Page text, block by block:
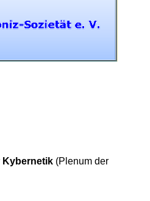
Kybernetik (Plenum der